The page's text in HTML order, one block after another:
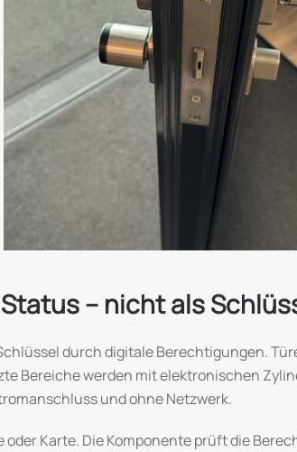
– nicht als
durch digitale Berechtigungen.
Bereiche werden mit elektronischen
und ohne Netzwerk.
Karte. Die Komponente prüft die